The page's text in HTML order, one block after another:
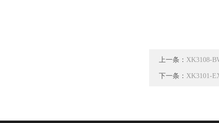
上一条： XK3108-
下一条： XK3101-